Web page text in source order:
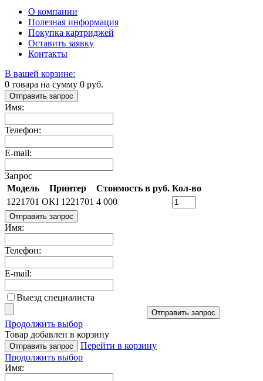
О компании
Полезная информация
Покупка картриджей
Оставить заявку
Контакты
В вашей корзине:
0 товара на сумму 0 руб.
Отправить запрос
Имя:
Телефон:
E-mail:
Запрос
Модель
Принтер Стоимость в руб. Кол-во
1221701 OKI 1221701 4 000
Отправить запрос
Имя:
Телефон:
E-mail:
Выезд специалиста
Отправить запрос
Продолжить выбор
Товар добавлен в корзину
Отправить запрос
Перейти в корзину
Продолжить выбор
Имя: